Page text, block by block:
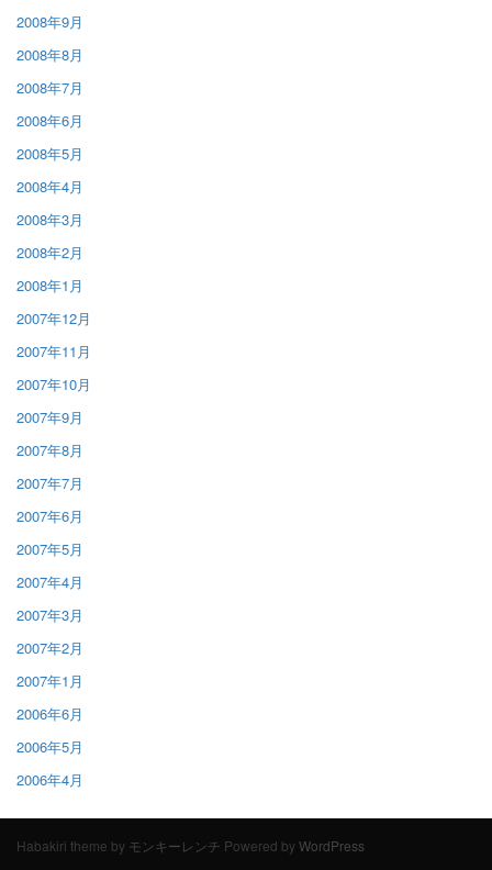
2008年9月
2008年8月
2008年7月
2008年6月
2008年5月
2008年4月
2008年3月
2008年2月
2008年1月
2007年12月
2007年11月
2007年10月
2007年9月
2007年8月
2007年7月
2007年6月
2007年5月
2007年4月
2007年3月
2007年2月
2007年1月
2006年6月
2006年5月
2006年4月
Habakiri theme by モンキーレンチ Powered byWordPress